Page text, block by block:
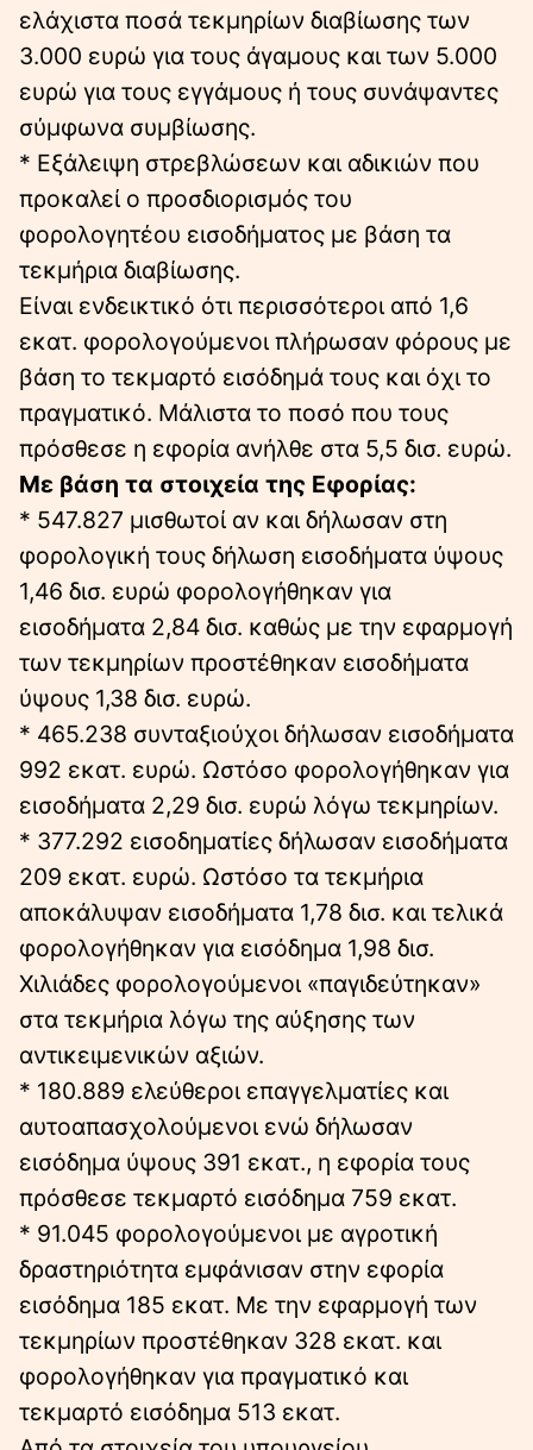
ελάχιστα ποσά τεκμηρίων διαβίωσης των
3.000 ευρώ για τους άγαμους και των 5.000
ευρώ για τους εγγάμους ή τους συνάψαντες
σύμφωνα συμβίωσης.
* Εξάλειψη στρεβλώσεων και αδικιών που
προκαλεί ο προσδιορισμός του
φορολογητέου εισοδήματος με βάση τα
τεκμήρια διαβίωσης.
Είναι ενδεικτικό ότι περισσότεροι από 1,6
εκατ. φορολογούμενοι πλήρωσαν φόρους με
βάση το τεκμαρτό εισόδημά τους και όχι το
πραγματικό. Μάλιστα το ποσό που τους
πρόσθεσε η εφορία ανήλθε στα 5,5 δισ. ευρώ.
Με βάση τα στοιχεία της Εφορίας:
* 547.827 μισθωτοί αν και δήλωσαν στη
φορολογική τους δήλωση εισοδήματα ύψους
1,46 δισ. ευρώ φορολογήθηκαν για
εισοδήματα 2,84 δισ. καθώς με την εφαρμογή
των τεκμηρίων προστέθηκαν εισοδήματα
ύψους 1,38 δισ. ευρώ.
* 465.238 συνταξιούχοι δήλωσαν εισοδήματα
992 εκατ. ευρώ. Ωστόσο φορολογήθηκαν για
εισοδήματα 2,29 δισ. ευρώ λόγω τεκμηρίων.
* 377.292 εισοδηματίες δήλωσαν εισοδήματα
209 εκατ. ευρώ. Ωστόσο τα τεκμήρια
αποκάλυψαν εισοδήματα 1,78 δισ. και τελικά
φορολογήθηκαν για εισόδημα 1,98 δισ.
Χιλιάδες φορολογούμενοι «παγιδεύτηκαν»
στα τεκμήρια λόγω της αύξησης των
αντικειμενικών αξιών.
* 180.889 ελεύθεροι επαγγελματίες και
αυτοαπασχολούμενοι ενώ δήλωσαν
εισόδημα ύψους 391 εκατ., η εφορία τους
πρόσθεσε τεκμαρτό εισόδημα 759 εκατ.
* 91.045 φορολογούμενοι με αγροτική
δραστηριότητα εμφάνισαν στην εφορία
εισόδημα 185 εκατ. Με την εφαρμογή των
τεκμηρίων προστέθηκαν 328 εκατ. και
φορολογήθηκαν για πραγματικό και
τεκμαρτό εισόδημα 513 εκατ.